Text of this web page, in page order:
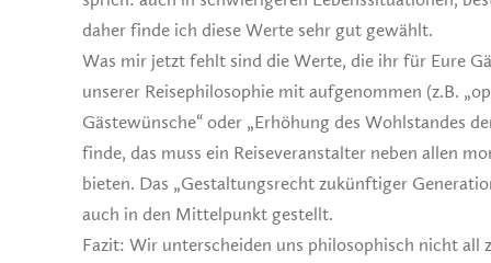
daher finde ich diese Werte sehr gut gewählt.
Was mir jetzt fehlt sind die Werte, die ihr für Eure
unserer Reisephilosophie mit aufgenommen (z.B.
Gästewünsche“ oder „Erhöhung des Wohlstandes
finde, das muss ein Reiseveranstalter neben allen
bieten. Das „Gestaltungsrecht zukünftiger
auch in den Mittelpunkt gestellt.
Fazit: Wir unterscheiden uns philosophisch nicht all